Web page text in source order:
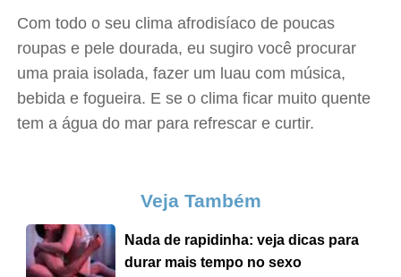
Com todo o seu clima afrodisíaco de poucas
roupas e pele dourada, eu sugiro você procurar
uma praia isolada, fazer um luau com música,
bebida e fogueira. E se o clima ficar muito quente
tem a água do mar para refrescar e curtir.
Veja Também
Nada de rapidinha: veja dicas para
durar mais tempo no sexo